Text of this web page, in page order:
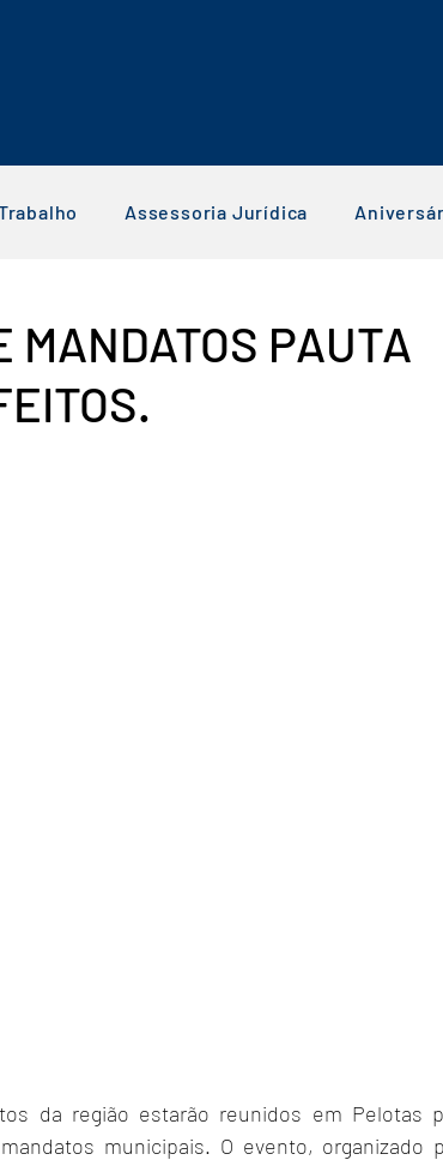
Assessoria Jurídica
MANDATOS PAUTA
da região estarão reunidos em Pelotas
municipais. O evento, organizado